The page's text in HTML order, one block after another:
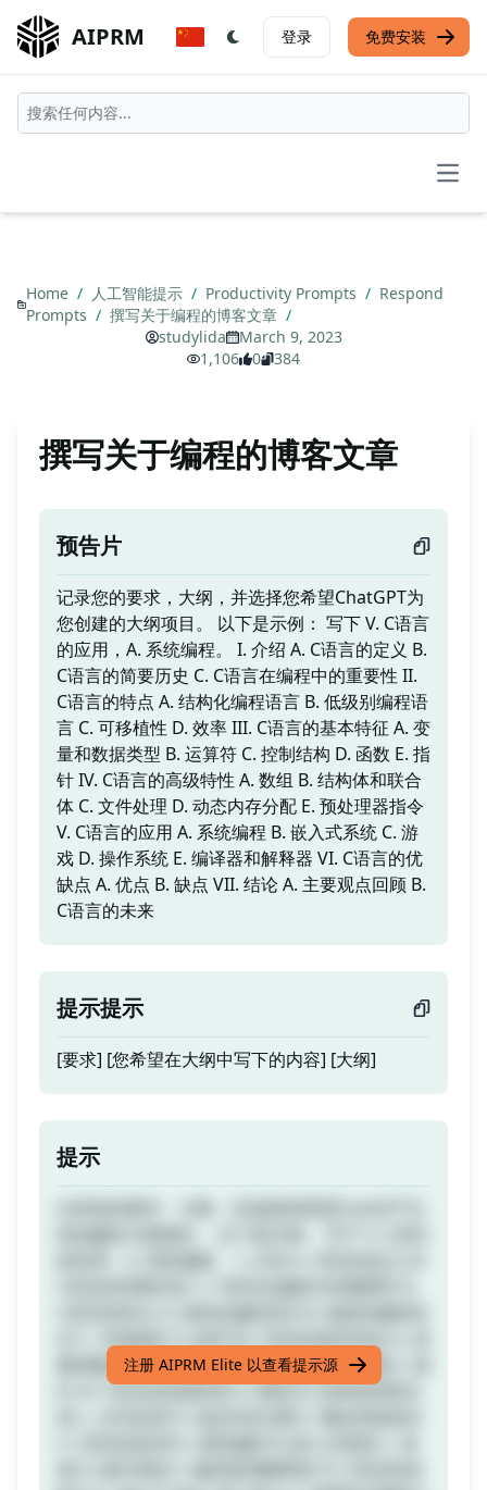
AIPRM 登录 免费安装
Home / 人工智能提示 / Productivity Prompts / Respond
Prompts / 撰写关于编程的博客文章 /
studylida
March 9, 2023
1,106
0 384
撰写关于编程的博客文章
预告片
记录您的要求，大纲，并选择您希望ChatGPT为
您创建的大纲项目。 以下是示例： 写下 V. C语言
的应用，A. 系统编程。 I. 介绍 A. C语言的定义 B.
C语言的简要历史 C. C语言在编程中的重要性 II.
C语言的特点 A. 结构化编程语言 B. 低级别编程语
言 C. 可移植性 D. 效率 III. C语言的基本特征 A. 变
量和数据类型 B. 运算符 C. 控制结构 D. 函数 E. 指
针 IV. C语言的高级特性 A. 数组 B. 结构体和联合
体 C. 文件处理 D. 动态内存分配 E. 预处理器指令
V. C语言的应用 A. 系统编程 B. 嵌入式系统 C. 游
戏 D. 操作系统 E. 编译器和解释器 VI. C语言的优
缺点 A. 优点 B. 缺点 VII. 结论 A. 主要观点回顾 B.
C语言的未来
提示提示
[要求] [您希望在大纲中写下的内容] [大纲]
提示
量和数据类型 B. 运算符 C. 控制结构 D. 函数 E. 指
针 IV. C语言的高级特性 A. 数组 B. 结构体和联合
注册 AIPRM Elite 以查看提示源